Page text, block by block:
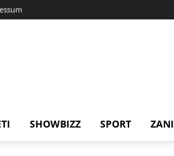
SHOWBIZZ SPORT